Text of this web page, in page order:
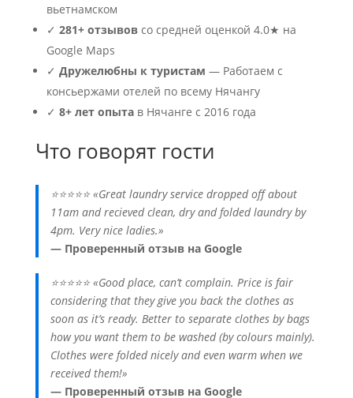
вьетнамском
✓ 281+ отзывовсо средней оценкой 4.0★ на
Google Maps
✓ Дружелюбны к туристам — Работаем с
консьержами отелей по всему Нячангу
✓ 8+ лет опытав Нячанге с 2016 года
Что говорят гости
⭐⭐⭐⭐⭐ «Great laundry service dropped off about
11am and recieved clean, dry and folded laundry by
4pm. Very nice ladies.»
— Проверенный отзыв на Google
⭐⭐⭐⭐⭐ «Good place, can’t complain. Price is fair
considering that they give you back the clothes as
soon as it’s ready. Better to separate clothes by bags
how you want them to be washed (by colours mainly).
Clothes were folded nicely and even warm when we
received them!»
— Проверенный отзыв на Google